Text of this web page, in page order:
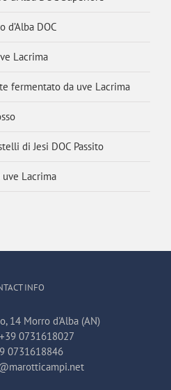
DOC
Lacrima
fermentato da uve Lacrima
di Jesi DOC Passito
uve Lacrima
INFO
14 Morro d'Alba (AN)
+39 0731618027
0731618846